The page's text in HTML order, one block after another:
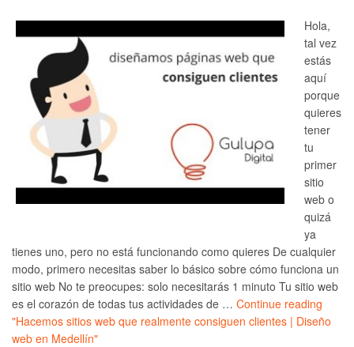
Hola,
tal vez
estás
aquí
porque
quieres
tener
tu
primer
sitio
web o
quizá
ya
tienes uno, pero no está funcionando como quieres De cualquier
modo, primero necesitas saber lo básico sobre cómo funciona un
sitio web No te preocupes: solo necesitarás 1 minuto Tu sitio web
es el corazón de todas tus actividades de … Continue reading
"Hacemos sitios web que realmente consiguen clientes | Diseño
web en Medellín"